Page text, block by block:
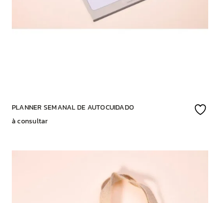
PLANNER SEMANAL DE AUTOCUIDADO
à consultar